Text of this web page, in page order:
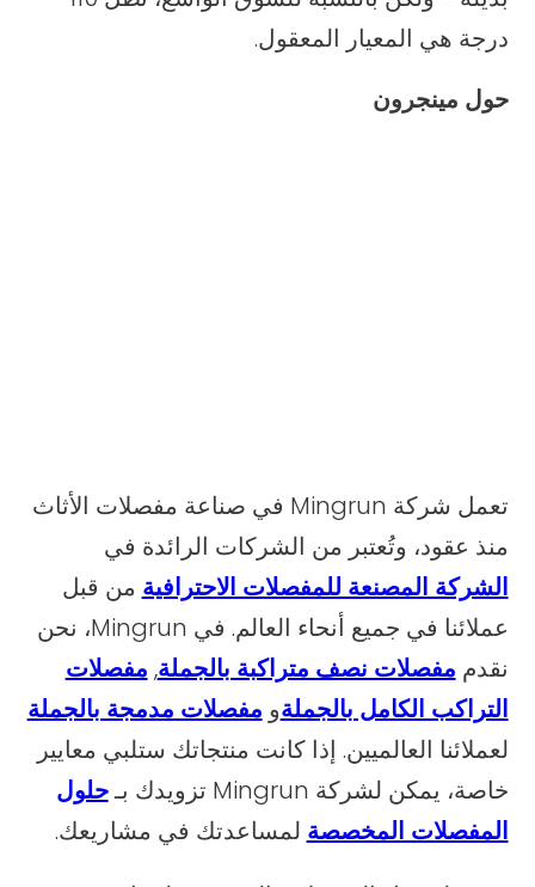
درجة هي المعيار المعقول.
حول مينجرون
تعمل شركة Mingrun في صناعة مفصلات الأثاث
منذ عقود، وتُعتبر من الشركات الرائدة في
الشركة المصنعة للمفصلات الاحترافية من قبل
عملائنا في جميع أنحاء العالم. في Mingrun، نحن
نقدم مفصلات نصف متراكبة بالجملة, مفصلات
التراكب الكامل بالجملةو مفصلات مدمجة بالجملة
لعملائنا العالميين. إذا كانت منتجاتك ستلبي معايير
خاصة، يمكن لشركة Mingrun تزويدك بـ
حلول
المفصلات المخصصة لمساعدتك في مشاريعك.